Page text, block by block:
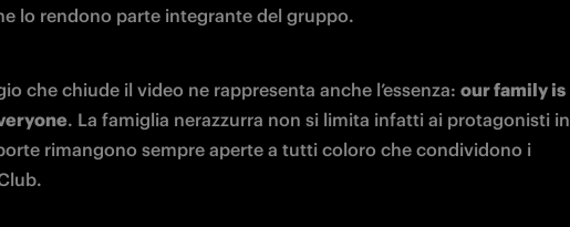
lo rendono parte integrante del gruppo.
che chiude il video ne rappresenta anche l’essenza: our family is
. La famiglia nerazzurra non si limita infatti ai protagonisti in
rimangono sempre aperte a tutti coloro che condividono i